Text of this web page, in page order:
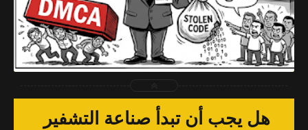
2026-04-03
Muhammed Ahmed
شاهد الموضوع
هل يجب أن تبدأ صناعة التشفير